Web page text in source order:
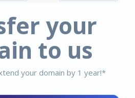
your
to us
your domain by 1 year!*